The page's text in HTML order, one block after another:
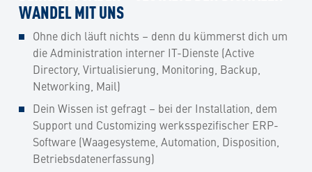
WANDEL MIT UNS
Ohne dich läuft nichts – denn du kümmerst dich um
die Administration interner IT-Dienste (Active
Directory, Virtualisierung, Monitoring, Backup,
Networking, Mail)
Dein Wissen ist gefragt – bei der Installation, dem
Support und Customizing werksspezifischer ERP-
Software (Waagesysteme, Automation, Disposition,
Betriebsdatenerfassung)